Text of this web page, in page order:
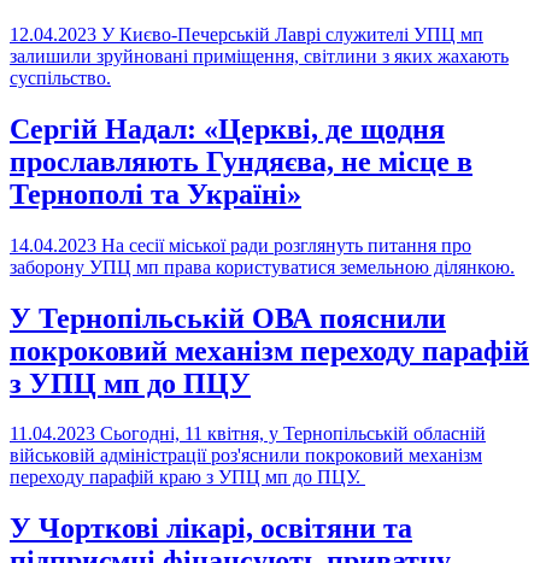
12.04.2023 У Києво-Печерській Лаврі служителі УПЦ мп
залишили зруйновані приміщення, світлини з яких жахають
суспільство.
Сергій Надал: «Церкві, де щодня
прославляють Гундяєва, не місце в
Тернополі та Україні»
14.04.2023 На сесії міської ради розглянуть питання про
заборону УПЦ мп права користуватися земельною ділянкою.
У Тернопільській ОВА пояснили
покроковий механізм переходу парафій
з УПЦ мп до ПЦУ
11.04.2023 Сьогодні, 11 квітня, у Тернопільській обласній
військовій адміністрації роз'яснили покроковий механізм
переходу парафій краю з УПЦ мп до ПЦУ.
У Чорткові лікарі, освітяни та